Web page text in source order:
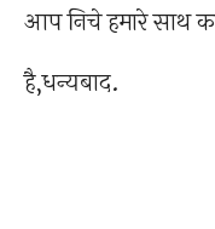
आप निचे हमारे साथ
है,धन्यबाद.